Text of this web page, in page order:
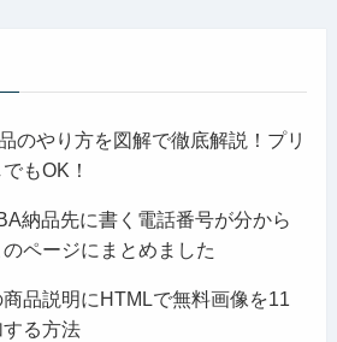
のやり方を図解で徹底解説！プリ
もOK！
納品先に書く電話番号が分から
ページにまとめました
品説明にHTMLで無料画像を11
る方法